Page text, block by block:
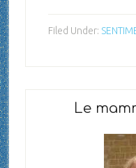
Filed Under:
Le